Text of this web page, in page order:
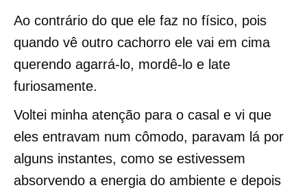
Ao contrário do que ele faz no físico, pois
quando vê outro cachorro ele vai em cima
querendo agarrá-lo, mordê-lo e late
furiosamente.
Voltei minha atenção para o casal e vi que
eles entravam num cômodo, paravam lá por
alguns instantes, como se estivessem
absorvendo a energia do ambiente e depois